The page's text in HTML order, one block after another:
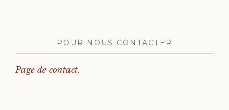
POUR NOUS CONTACTER
Page de contact.